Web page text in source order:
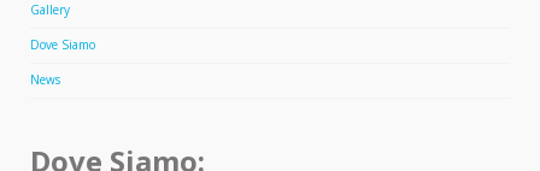
Gallery
Dove Siamo
News
Dove Siamo: